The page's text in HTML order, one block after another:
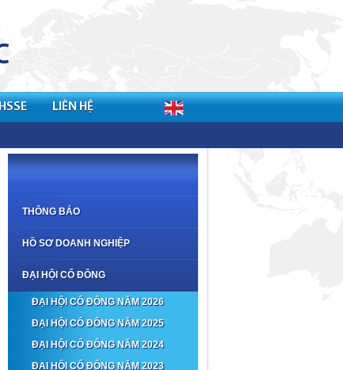
HSSE LIÊN HỆ
THÔNG BÁO
HỒ SƠ DOANH NGHIỆP
ĐẠI HỘI CỔ ĐÔNG
ĐẠI HỘI CỔ ĐÔNG NĂM 2026
ĐẠI HỘI CỔ ĐÔNG NĂM 2025
ĐẠI HỘI CỔ ĐÔNG NĂM 2024
ĐẠI HỘI CỔ ĐÔNG NĂM 2023